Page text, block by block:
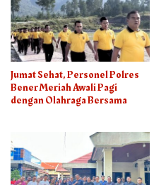
Jumat Sehat, Personel Polres
Bener Meriah Awali Pagi
dengan Olahraga Bersama